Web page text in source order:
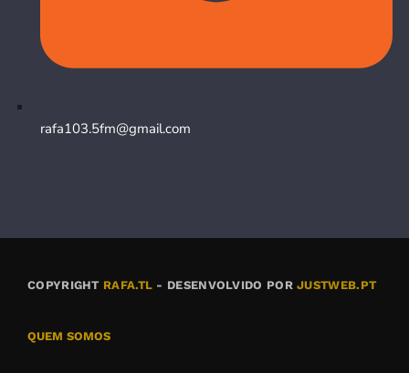
rafa103.5fm@gmail.com
COPYRIGHT RAFA.TL - DESENVOLVIDO PORJUSTWEB.PT
QUEM SOMOS